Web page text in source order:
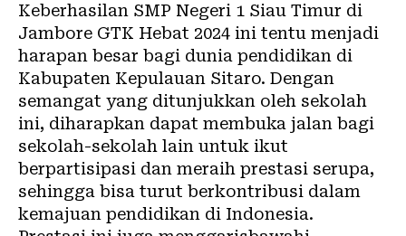
Keberhasilan SMP Negeri 1 Siau Timur di
Jambore GTK Hebat 2024 ini tentu menjadi
harapan besar bagi dunia pendidikan di
Kabupaten Kepulauan Sitaro. Dengan
semangat yang ditunjukkan oleh sekolah
ini, diharapkan dapat membuka jalan bagi
sekolah-sekolah lain untuk ikut
berpartisipasi dan meraih prestasi serupa,
sehingga bisa turut berkontribusi dalam
kemajuan pendidikan di Indonesia.